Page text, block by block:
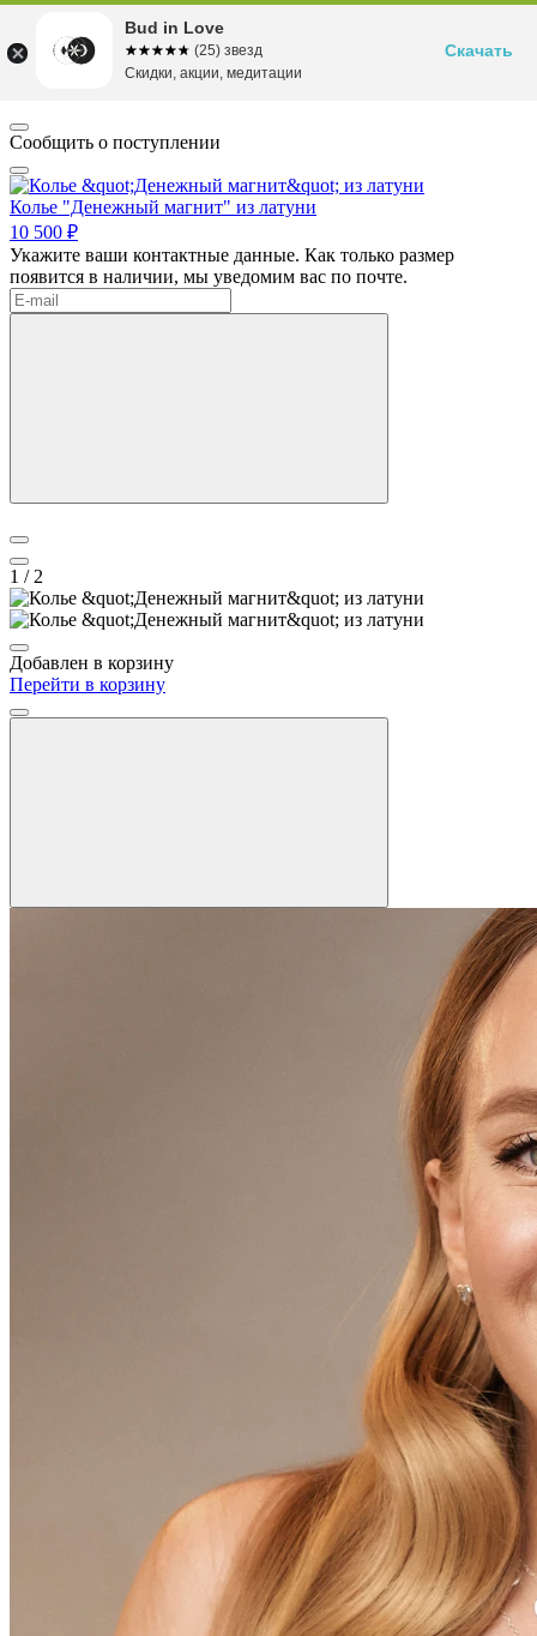
Сообщить о поступлении
Колье "Денежный магнит" из латуни
10 500 ₽
Укажите ваши контактные данные. Как только размер
появится в наличии, мы уведомим вас по почте.
1 / 2
Добавлен в корзину
Перейти в корзину
Bud in Love
☆☆☆☆☆
★★★★★ (25) звезд
Скидки, акции, медитации
Скачать